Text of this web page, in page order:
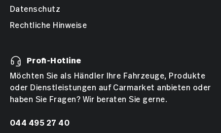
Datenschutz
Rechtliche Hinweise
Profi-Hotline
Möchten Sie als Händler Ihre Fahrzeuge, Produkte
oder Dienstleistungen auf Carmarket anbieten oder
haben Sie Fragen? Wir beraten Sie gerne.
044 495 27 40